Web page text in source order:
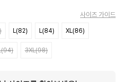
사이즈 가이드
L(82) L(84) XL(86)
3XL(98)